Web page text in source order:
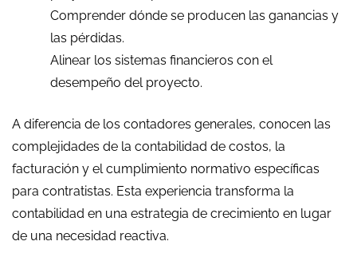
Comprender dónde se producen las ganancias y
las pérdidas.
Alinear los sistemas financieros con el
desempeño del proyecto.
A diferencia de los contadores generales, conocen las
complejidades de la contabilidad de costos, la
facturación y el cumplimiento normativo específicas
para contratistas. Esta experiencia transforma la
contabilidad en una estrategia de crecimiento en lugar
de una necesidad reactiva.